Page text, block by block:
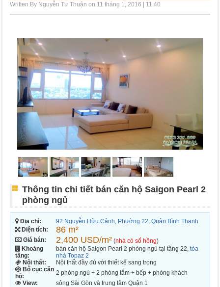
Written By Nguyễn Tư Thuận on 11 tháng 1, 2016 | 11:40
Thông tin chi tiết bán căn hộ Saigon Pearl 2
phòng ngủ
Địa chỉ:
92 Nguyễn Hữu Cảnh, Phường 22, Quận Bình Thạnh
Diện tích:
86 m²
Giá bán: 2,400 USD/m² (nhà có sổ hồng)
Khoảng
tầng:
bán căn hộ Saigon Pearl 2 phòng ngủ tại tầng 22, tòa
nhà Topaz 2
Nội thất:
Nội thất đầy đủ với thiết kế sang trọng
Bố cục căn
hộ:
2 phòng ngủ + 2 phòng tắm + bếp + phòng khách
View:
sông Sài Gòn và trung tâm Quận 1